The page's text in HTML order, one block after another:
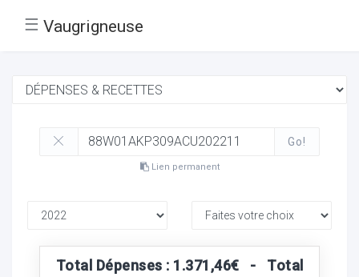
☰ Vaugrigneuse
Go!
Lien permanent
Total Dépenses : 1.371,46€ - Total